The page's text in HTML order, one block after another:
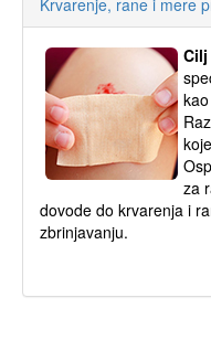
Krvarenje, rane i mere
Cilj
za
dovode do krvarenja i
zbrinjavanju.